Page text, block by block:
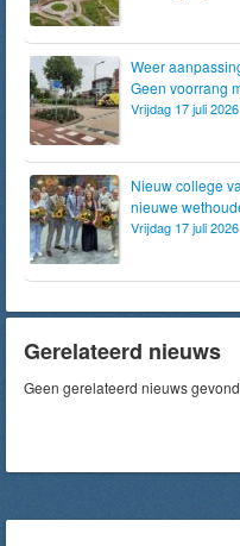
Weer
Geen voorrang
Vrijdag 17 juli 2026
Nieuw college
nieuwe
Vrijdag 17 juli 2026
Gerelateerd nieuws
Geen gerelateerd nieuws